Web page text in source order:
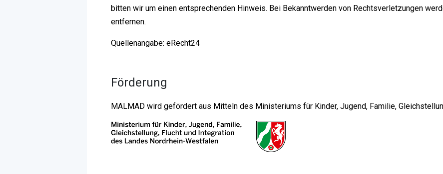
bitten wir um einen entsprechenden Hinweis. Bei Bekanntwerden von Rechtsverletzungen
entfernen.
Quellenangabe: eRecht24
Förderung
MALMAD wird gefördert aus Mitteln des Ministeriums für Kinder, Jugend, Familie,